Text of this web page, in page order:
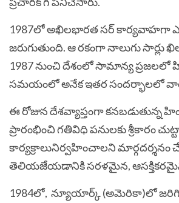
1987లో అఖిలభారత సర్ కార్యవాహగా
జరుగుతుంది. ఆ రకంగా నాలుగు
1987 నుంచి దేశంలో సామాన్య
సమయంలో అనేక ఇతర సందర్భాలలో
ఈ రోజున దేశవ్యాప్తంగా కనబడుతున్న
ప్రారంభించి గతివిధి పనులకు శ్రీకారం
కార్యక్రాలునిర్వహించాలని మార్గదర్శనం
తెలియజేయడానికి సరళమైన,
1984లో, న్యూయార్క్ (అమెరికా)లో